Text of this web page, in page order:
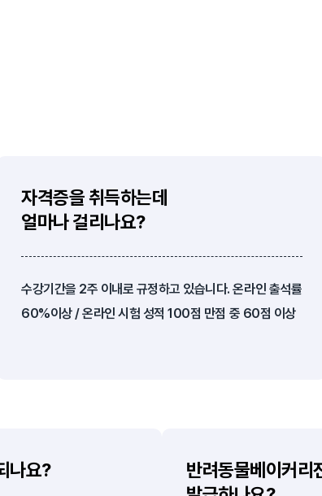
자격증을 취득하는데
얼마나 걸리나요?
수강기간을 2주 이내로 규정하고 있습니다. 온라인 출석률
60%이상 / 온라인 시험 성적 100점 만점 중 60점 이상
나요?
반려동물베이커리